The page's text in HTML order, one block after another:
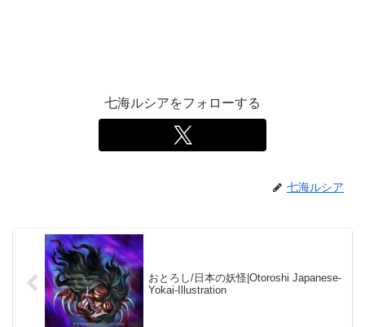
七海ルシアをフォローする
七海ルシア
おとろし/日本の妖怪|Otoroshi Japanese-
Yokai-Illustration